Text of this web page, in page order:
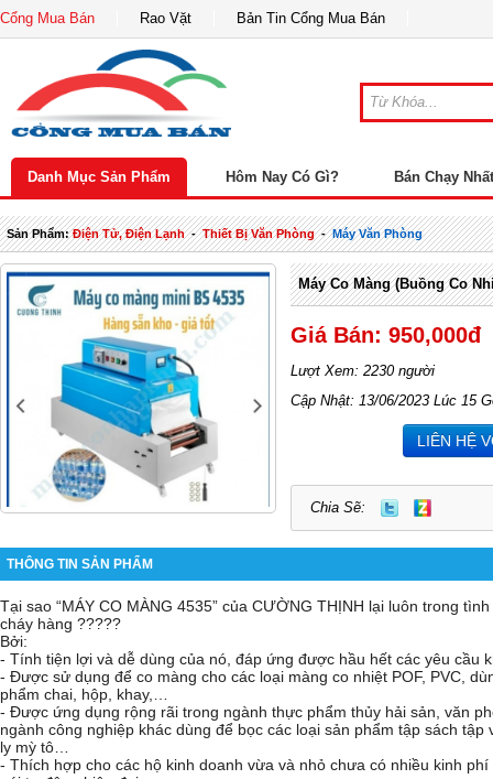
Cổng Mua Bán Rao Vặt Bản Tin Cổng Mua Bán
Danh Mục Sản Phẩm Hôm Nay Có Gì? Bán Chạy Nhất
Sản Phẩm:Điện Tử, Điện Lạnh-Thiết Bị Văn Phòng-Máy Văn Phòng
Máy Co Màng (Buồng Co
Giá Bán: 950,000đ
Lượt Xem: 2230 người
Cập Nhật: 13/06/2023 Lúc 15
LIÊN HỆ
Chia Sẽ:
THÔNG TIN SẢN PHẨM
Tại sao “MÁY CO MÀNG 4535” của CƯỜNG THỊNH lại luôn trong
cháy hàng ?????
Bởi:
- Tính tiện lợi và dễ dùng của nó, đáp ứng được hầu hết các yêu cầu
- Được sử dụng để co màng cho các loại màng co nhiệt POF, PVC,
phẩm chai, hộp, khay,…
- Được ứng dụng rộng rãi trong ngành thực phẩm thủy hải sản, văn
ngành công nghiệp khác dùng để bọc các loại sản phẩm tập sách tập
ly mỳ tô…
- Thích hợp cho các hộ kinh doanh vừa và nhỏ chưa có nhiều kinh